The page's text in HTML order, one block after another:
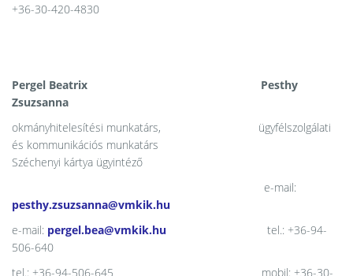
+36-30-420-4830
Pergel Beatrix Pesthy
Zsuzsanna
okmányhitelesítési munkatárs, ügyfélszolgálati
és kommunikációs munkatárs
Széchenyi kártya ügyintéző
e-mail:
pesthy.zsuzsanna@vmkik.hu
e-mail: pergel.bea@vmkik.hu tel.: +36-94-
506-640
tel.: +36-94-506-645 mobil: +36-30-